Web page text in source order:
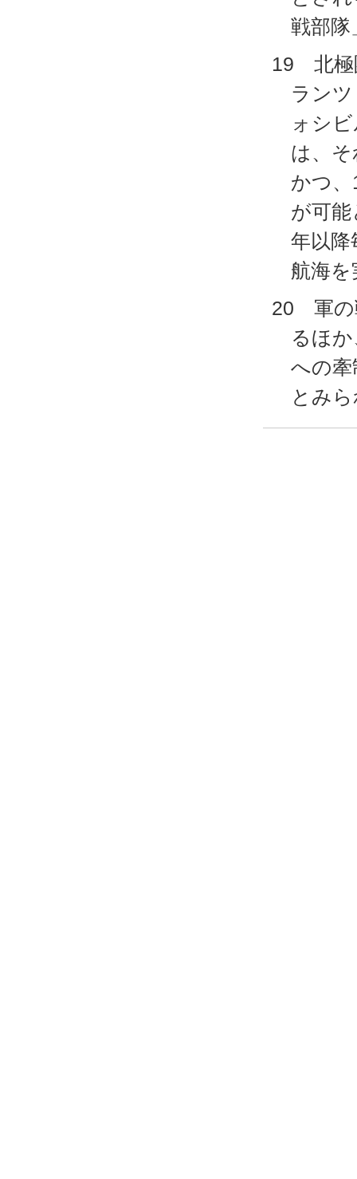
戦部隊
19 北極
ラン
ォシ
は、
かつ
が可
年以降
航海
20 軍の
るほ
への牽
とみ